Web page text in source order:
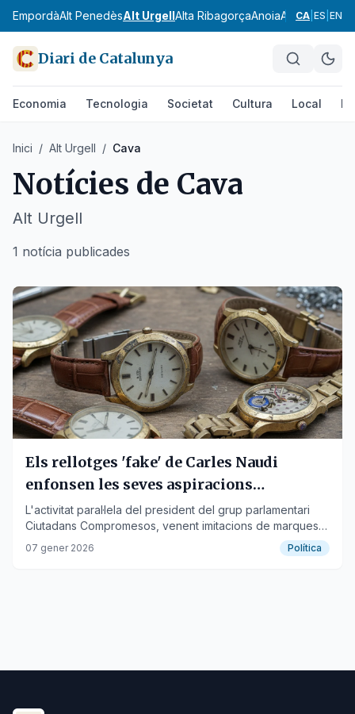
EmpordàAlt PenedèsAlt UrgellAlta RibagorçaAnoiaAranBages
CA ES EN
Diari de Catalunya
Economia Tecnologia Societat Cultura Local
Inici / Alt Urgell / Cava
Notícies de Cava
Alt Urgell
1 notícia publicades
Els rellotges 'fake' de Carles Naudi
enfonsen les seves aspiracions
polítiques a Andorra
L'activitat paral·lela del president del grup parlamentari
Ciutadans Compromesos, venent imitacions de marques
de luxe, genera un suïcidi reputacional al Principat.
07 gener 2026 Política